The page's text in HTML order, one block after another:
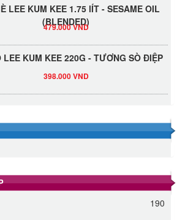
(BLENDED)
479.000 VND
LEE KUM KEE 220G - TƯƠNG SÒ ĐIỆP
190